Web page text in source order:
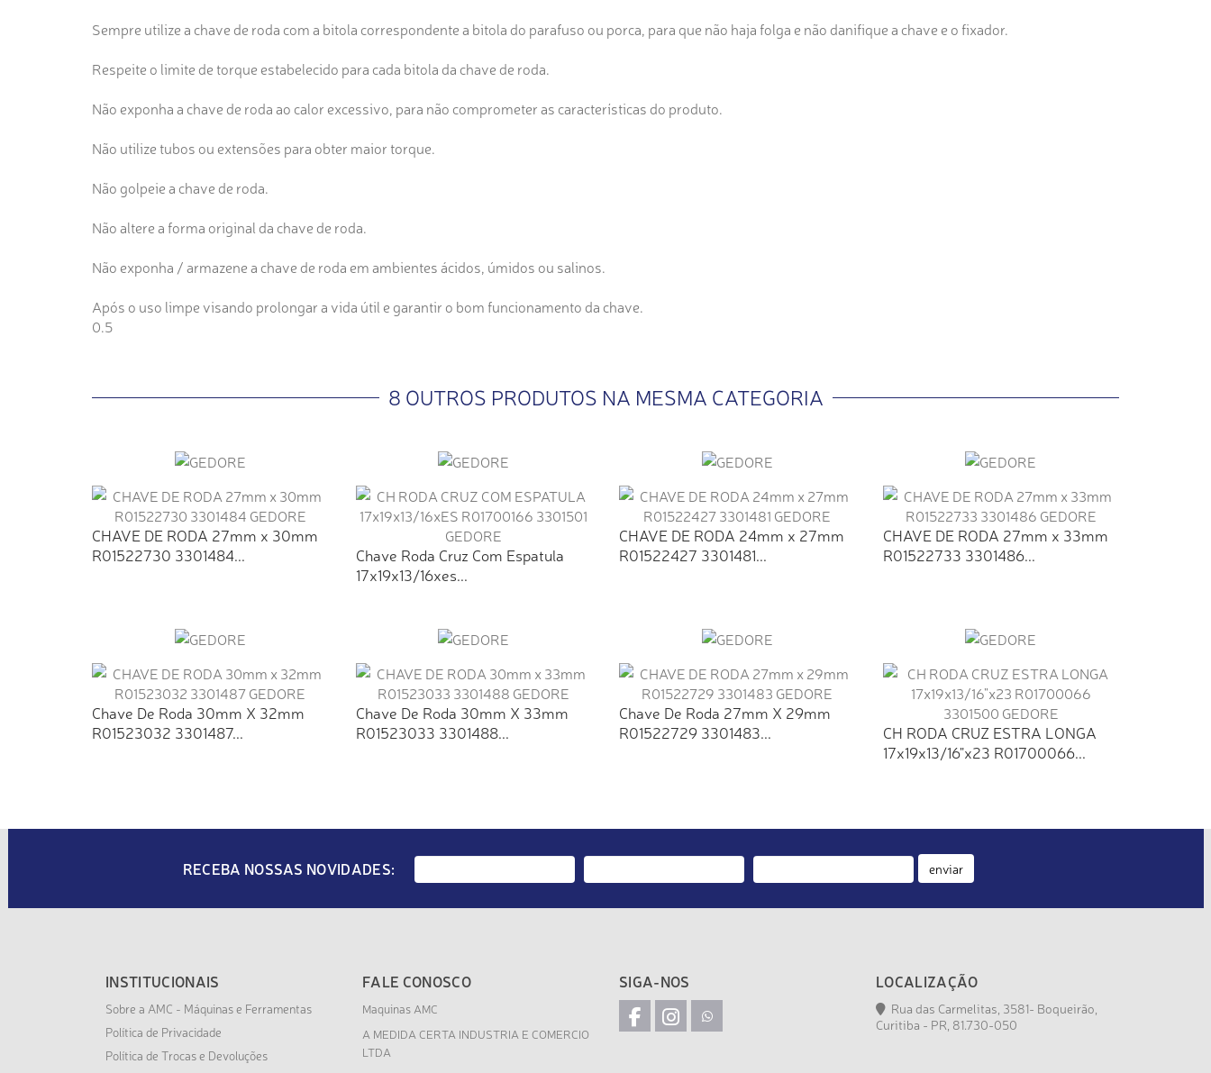
Sempre utilize a chave de roda com a bitola correspondente a bitola do parafuso ou porca, para que não haja folga e não danifique a chave e o fixador.
Respeite o limite de torque estabelecido para cada bitola da chave de roda.
Não exponha a chave de roda ao calor excessivo, para não comprometer as características do produto.
Não utilize tubos ou extensões para obter maior torque.
Não golpeie a chave de roda.
Não altere a forma original da chave de roda.
Não exponha / armazene a chave de roda em ambientes ácidos, úmidos ou salinos.
Após o uso limpe visando prolongar a vida útil e garantir o bom funcionamento da chave.
0.5
8 OUTROS PRODUTOS NA MESMA CATEGORIA
CHAVE DE RODA 27mm x 30mm
R01522730 3301484...
Chave Roda Cruz Com Espatula
17x19x13/16xes...
CHAVE DE RODA 24mm x 27mm
R01522427 3301481...
CHAVE DE RODA 27mm x 33mm
R01522733 3301486...
Chave De Roda 30mm X 32mm
R01523032 3301487...
Chave De Roda 30mm X 33mm
R01523033 3301488...
Chave De Roda 27mm X 29mm
R01522729 3301483...
CH RODA CRUZ ESTRA LONGA
17x19x13/16"x23 R01700066...
RECEBA NOSSAS NOVIDADES: enviar
INSTITUCIONAIS
Sobre a AMC - Máquinas e Ferramentas
Política de Privacidade
Política de Trocas e Devoluções
FALE CONOSCO
Maquinas AMC
A MEDIDA CERTA INDUSTRIA E COMERCIO
LTDA
SIGA-NOS LOCALIZAÇÃO
Rua das Carmelitas, 3581- Boqueirão,
Curitiba - PR, 81.730-050